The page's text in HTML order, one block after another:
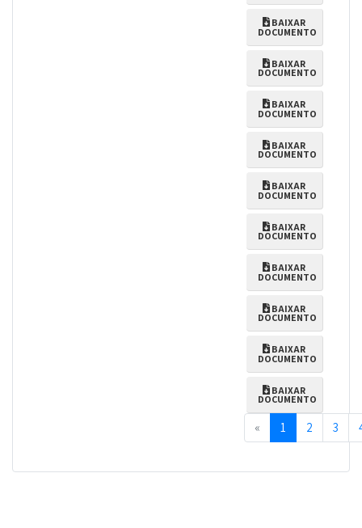
BAIXAR
DOCUMENTO
BAIXAR
DOCUMENTO
BAIXAR
DOCUMENTO
BAIXAR
DOCUMENTO
BAIXAR
DOCUMENTO
BAIXAR
DOCUMENTO
BAIXAR
DOCUMENTO
BAIXAR
DOCUMENTO
BAIXAR
DOCUMENTO
BAIXAR
DOCUMENTO
«Previous
1 2 3